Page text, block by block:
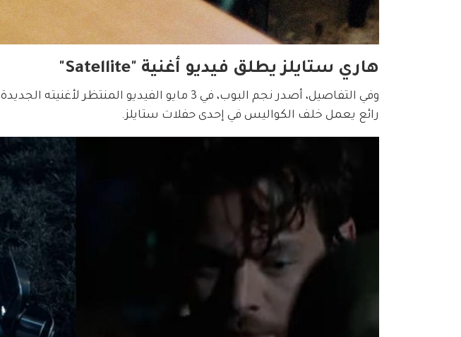
هاري ستايلز يطلق فيديو أغنية "Satellite"
وفي التفاصيل، أصدر نجم البوب، في 3 مايو الفيديو
رائع يعمل خلف الكواليس في إحدى حفلات ستايلز.